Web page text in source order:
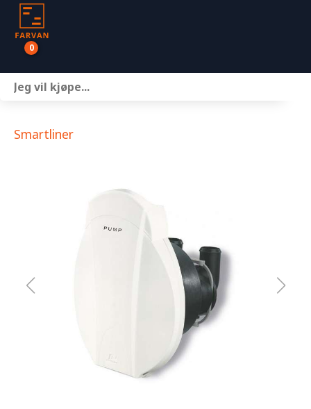
0
Smartliner